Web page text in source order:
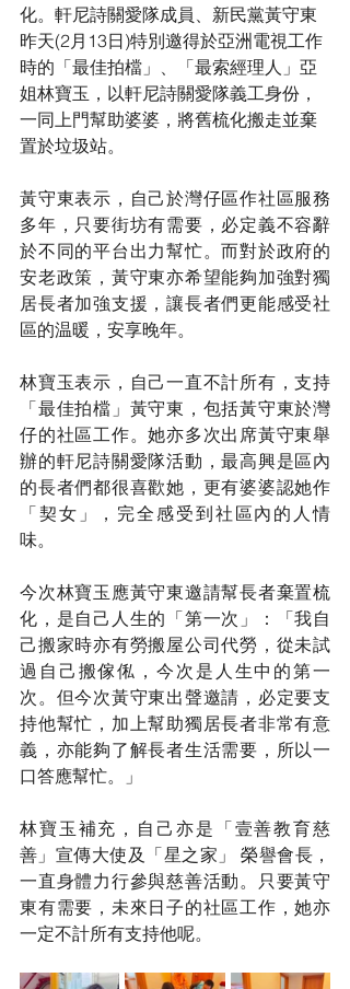
化。軒尼詩關愛隊成員、新民黨黃守東
昨天(2月13日)特別邀得於亞洲電視工作
時的「最佳拍檔」、「最索經理人」亞
姐林寶玉，以軒尼詩關愛隊義工身份，
一同上門幫助婆婆，將舊梳化搬走並棄
置於垃圾站。
黃守東表示，自己於灣仔區作社區服務
多年，只要街坊有需要，必定義不容辭
於不同的平台出力幫忙。而對於政府的
安老政策，黃守東亦希望能夠加強對獨
居長者加強支援，讓長者們更能感受社
區的温暖，安享晚年。
林寶玉表示，自己一直不計所有，支持
「最佳拍檔」黃守東，包括黃守東於灣
仔的社區工作。她亦多次出席黃守東舉
辦的軒尼詩關愛隊活動，最高興是區內
的長者們都很喜歡她，更有婆婆認她作
「契女」，完全感受到社區內的人情
味。
今次林寶玉應黃守東邀請幫長者棄置梳
化，是自己人生的「第一次」：「我自
己搬家時亦有勞搬屋公司代勞，從未試
過自己搬傢俬，今次是人生中的第一
次。但今次黃守東出聲邀請，必定要支
持他幫忙，加上幫助獨居長者非常有意
義，亦能夠了解長者生活需要，所以一
口答應幫忙。」
林寶玉補充，自己亦是「壹善教育慈
善」宣傳大使及「星之家」 榮譽會長，
一直身體力行參與慈善活動。只要黃守
東有需要，未來日子的社區工作，她亦
一定不計所有支持他呢。